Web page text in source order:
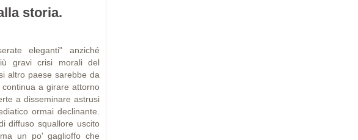
storia.
eleganti" anziché
gravi crisi morali del
altro paese sarebbe da
a girare attorno
a disseminare astrusi
ormai declinante.
diffuso squallore uscito
un po' gaglioffo che